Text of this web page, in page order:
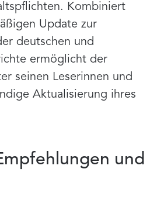
Kombiniert
Update zur
deutschen und
ermöglicht der
seinen Leserinnen und
Aktualisierung ihres
und